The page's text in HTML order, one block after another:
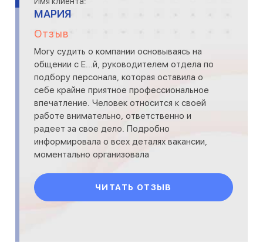
МАРИЯ
Отзыв
Могу судить о компании основываясь на
общении с Е...й, руководителем отдела по
подбору персонала, которая оставила о
себе крайне приятное профессиональное
впечатление. Человек относится к своей
работе внимательно, ответственно и
радеет за свое дело. Подробно
информировала о всех деталях вакансии,
моментально организовала
последнего
ЧИТАТЬ ОТЗЫВ